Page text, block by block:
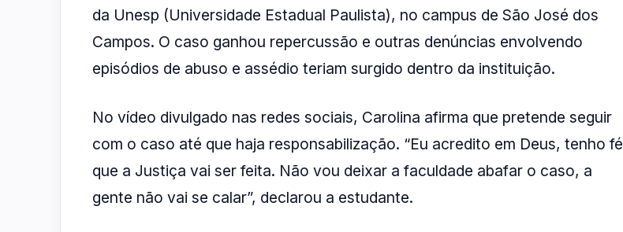
da Unesp (Universidade Estadual Paulista), no campus de São José dos
Campos. O caso ganhou repercussão e outras denúncias envolvendo
episódios de abuso e assédio teriam surgido dentro da instituição.
No vídeo divulgado nas redes sociais, Carolina afirma que pretende seguir
com o caso até que haja responsabilização. “Eu acredito em Deus, tenho fé
que a Justiça vai ser feita. Não vou deixar a faculdade abafar o caso, a
gente não vai se calar”, declarou a estudante.